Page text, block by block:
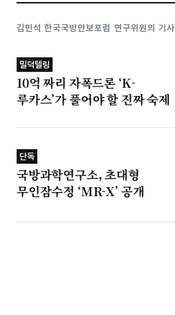
김민석 한국국방안보포럼 연구위원의 기사
밀덕텔링
10억 짜리 자폭드론 ‘K-
루카스’가 풀어야 할 진짜 숙제
단독
국방과학연구소, 초대형
무인잠수정 ‘MR-X’ 공개